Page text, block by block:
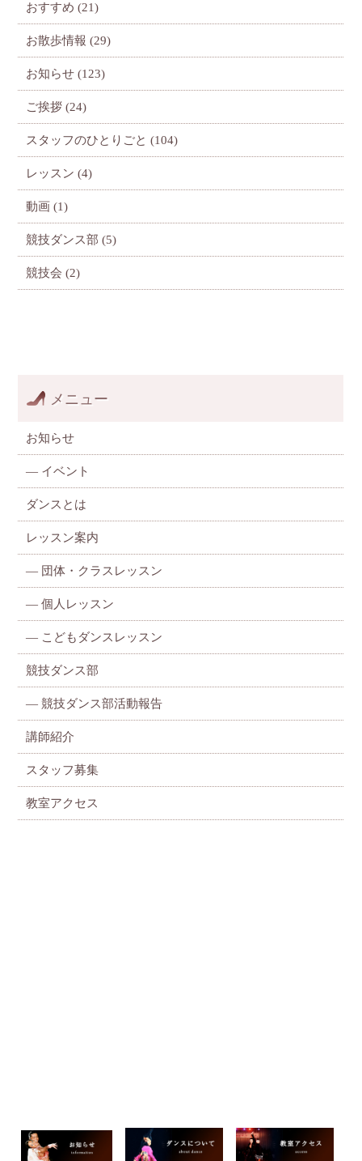
おすすめ (21)
お散歩情報 (29)
お知らせ (123)
ご挨拶 (24)
スタッフのひとりごと (104)
レッスン (4)
動画 (1)
競技ダンス部 (5)
競技会 (2)
メニュー
お知らせ
— イベント
ダンスとは
レッスン案内
— 団体・クラスレッスン
—個人レッスン
— こどもダンスレッスン
競技ダンス部
— 競技ダンス部活動報告
講師紹介
スタッフ募集
教室アクセス